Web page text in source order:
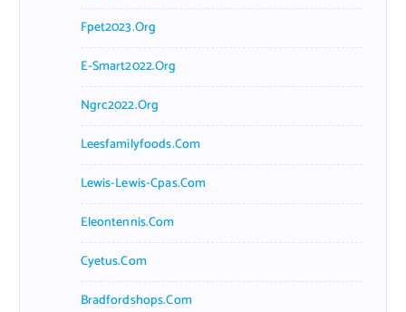
Fpet2023.org
E-Smart2022.org
Ngrc2022.org
Leesfamilyfoods.com
Lewis-Lewis-Cpas.com
Eleontennis.com
Cyetus.com
Bradfordshops.com